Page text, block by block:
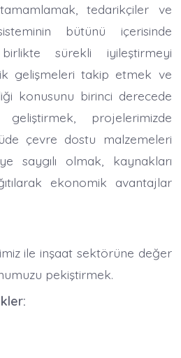
tedarikçiler ve
bütünü içerisinde
sürekli iyileştirmeyi
gelişmeleri takip etmek ve
konusunu birinci derecede
projelerimizde
çevre dostu malzemeleri
saygılı olmak, kaynakları
ekonomik avantajlar
ile inşaat sektörüne değer
pekiştirmek.